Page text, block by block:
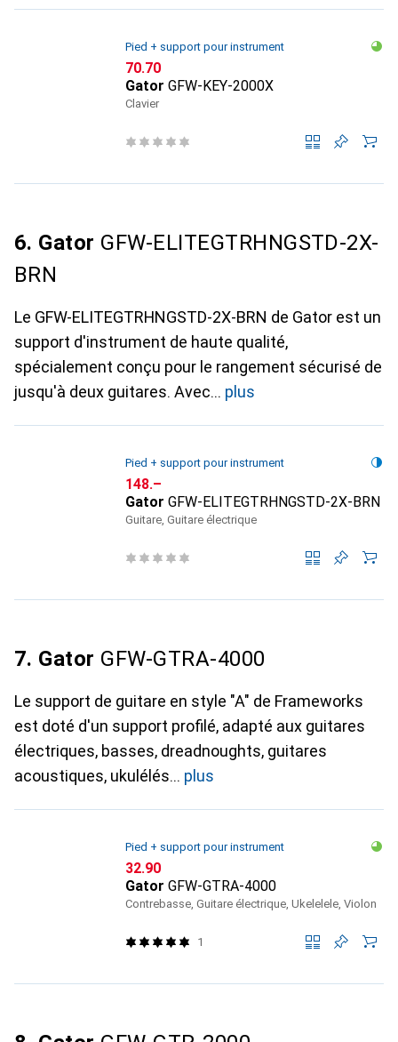
Pied + support pour instrument
CHF
70.70
Gator GFW-KEY-2000X
Clavier
6. Gator GFW-ELITEGTRHNGSTD-2X-
BRN
Le GFW-ELITEGTRHNGSTD-2X-BRN de Gator est un
support d'instrument de haute qualité,
spécialement conçu pour le rangement sécurisé de
jusqu'à deux guitares. Avec
plus
Pied + support pour instrument
CHF
148.–
Gator GFW-ELITEGTRHNGSTD-2X-BRN
Guitare, Guitare électrique
7. Gator GFW-GTRA-4000
Le support de guitare en style "A" de Frameworks
est doté d'un support profilé, adapté aux guitares
électriques, basses, dreadnoughts, guitares
acoustiques, ukulélés
plus
Pied + support pour instrument
CHF
32.90
Gator GFW-GTRA-4000
Contrebasse, Guitare électrique, Ukelelele, Violon
1